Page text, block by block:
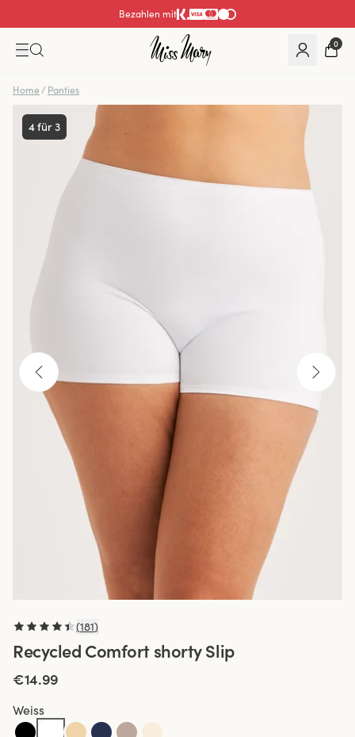
Bezahlen mit
0
Home / Panties
4 für 3
(181)
Recycled Comfort shorty Slip
€14.99
Weiss